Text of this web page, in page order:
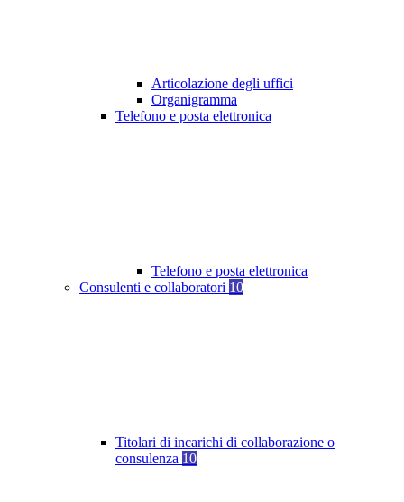
Articolazione degli uffici
Organigramma
Telefono e posta elettronica
Telefono e posta elettronica
Consulenti e collaboratori 10
Titolari di incarichi di collaborazione o
consulenza 10